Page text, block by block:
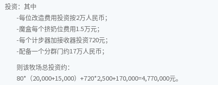
投资：其中
-每位改造费用投资按2万人民币；
-魔盒每个挤奶位费用 1.5万元；
-每个计步器加接收器投资720元；
-配备一个分群门约17万人民币；
则该牧场总投资约：
80* （20,000+15,000） +720*2,500+170,000=4,770,000元。